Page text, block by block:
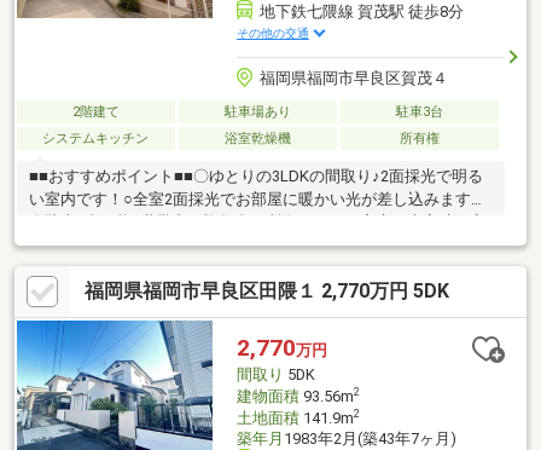
地下鉄七隈線 賀茂駅 徒歩8分
その他の交通
福岡県福岡市早良区賀茂４
2階建て 駐車場あり
駐車3台
システムキッチン
浴室乾燥機 所有権
■■おすすめポイント■■〇ゆとりの3LDKの間取り♪2面採光で明る
い室内です！○全室2面採光でお部屋に暖かい光が差し込みます！
心です♪〇2021年築の築浅物件！室内大変綺麗にお使いなのです
ぐに生活を始めていただけます！○追い炊き機能や浴室乾燥など
暮らしを豊かにする設備付き！○お掃除がしやすい全居室フロー
リングです！○南向きバルコニーで洗濯物も乾きやすいです！■■
生活利便性良好■■〇周辺に多彩な商業施設が多数あり、日々のお
買い物も快適♪〇「賀茂」駅まで徒歩約8分の利便性があり、子育
て世帯にも暮らしやすい住環境です♪
福岡県福岡市早良区田隈１ 2,770万円 5DK
2,770万円
間取り 5DK
建物面積93.56m2
土地面積141.9m2
築年月 1983年2月(築43年7ヶ月)